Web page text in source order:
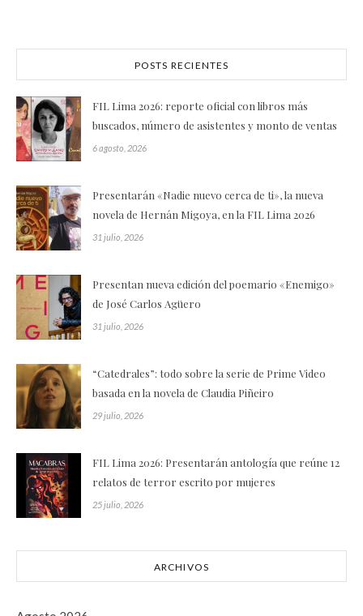
POSTS RECIENTES
FIL Lima 2026: reporte oficial con libros más
buscados, número de asistentes y monto de ventas
6 agosto, 2026
Presentarán «Nadie nuevo cerca de ti», la nueva
novela de Hernán Migoya, en la FIL Lima 2026
31 julio, 2026
Presentan nueva edición del poemario «Enemigo»
de José Carlos Agüero
31 julio, 2026
“Catedrales”: todo sobre la serie de Prime Video
basada en la novela de Claudia Piñeiro
29 julio, 2026
FIL Lima 2026: Presentarán antología que reúne 12
relatos de terror escrito por mujeres
25 julio, 2026
ARCHIVOS